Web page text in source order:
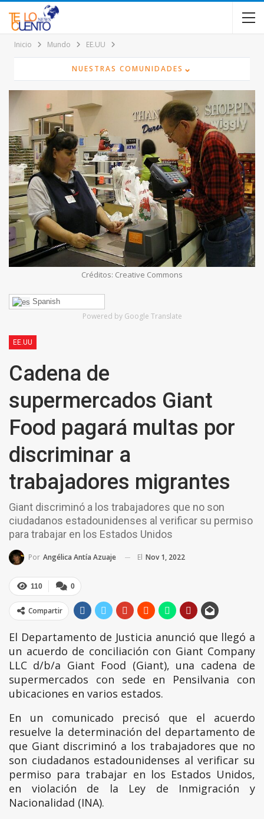
Inicio Mundo EE.UU
NUESTRAS COMUNIDADES ⌄
Créditos: Creative Commons
Spanish
Powered by Google Translate
EE.UU
Cadena de
supermercados Giant
Food pagará multas por
discriminar a
trabajadores migrantes
Giant discriminó a los trabajadores que no son
ciudadanos estadounidenses al verificar su permiso
para trabajar en los Estados Unidos
Por Angélica Antía Azuaje El Nov 1, 2022
0
110
Compartir
El Departamento de Justicia anunció que llegó a
un acuerdo de conciliación con Giant Company
LLC d/b/a Giant Food (Giant), una cadena de
supermercados con sede en Pensilvania con
ubicaciones en varios estados.
En un comunicado precisó que el acuerdo
resuelve la determinación del departamento de
que Giant discriminó a los trabajadores que no
son ciudadanos estadounidenses al verificar su
permiso para trabajar en los Estados Unidos,
en violación de la Ley de Inmigración y
Nacionalidad (INA).